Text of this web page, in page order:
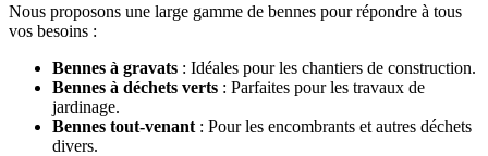
Nous proposons une large gamme de bennes pour répondre à tous
vos besoins :
Bennes à gravats : Idéales pour les chantiers de construction.
Bennes à déchets verts : Parfaites pour les travaux de
jardinage.
Bennes tout-venant : Pour les encombrants et autres déchets
divers.